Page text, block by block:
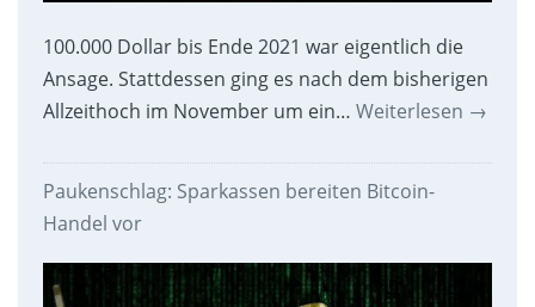
100.000 Dollar bis Ende 2021 war eigentlich die
Ansage. Stattdessen ging es nach dem bisherigen
Allzeithoch im November um ein… Weiterlesen →
Paukenschlag: Sparkassen bereiten Bitcoin-
Handel vor